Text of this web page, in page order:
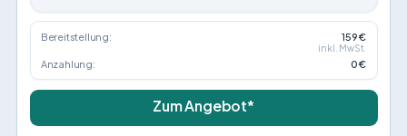
Bereitstellung: 159 €
inkl. MwSt.
Anzahlung: 0 €
Zum Angebot*